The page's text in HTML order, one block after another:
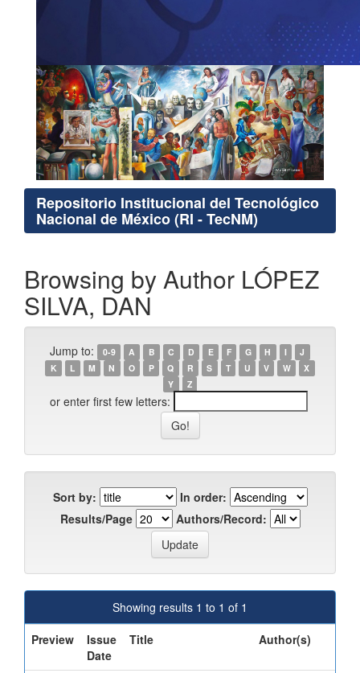
Repositorio Institucional del Tecnológico
Nacional de México (RI - TecNM)
Browsing by Author LÓPEZ
SILVA, DAN
Jump to: 0-9 A B C D E F G H I
J
K
L M N O P Q R S T U V W
X
Y
Z
or enter first few letters:
Sort by:
In order:
Results/Page
Authors/Record:
Showing results 1 to 1 of 1
Preview
Issue
Date
Title Author(s)